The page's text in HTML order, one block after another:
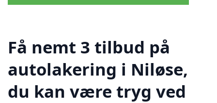
Få nemt 3 tilbud på
autolakering i Niløse,
du kan være tryg ved